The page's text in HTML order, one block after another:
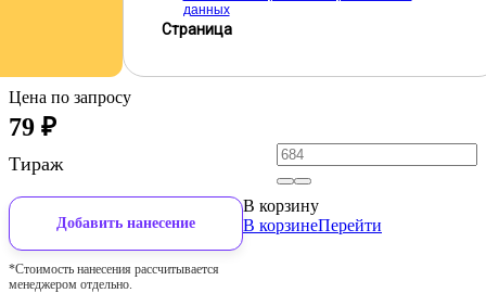
данных
Страница
Цена по запросу
79 ₽
Тираж
Добавить нанесение
*Стоимость нанесения рассчитывается
менеджером отдельно.
В корзину
В корзинеПерейти